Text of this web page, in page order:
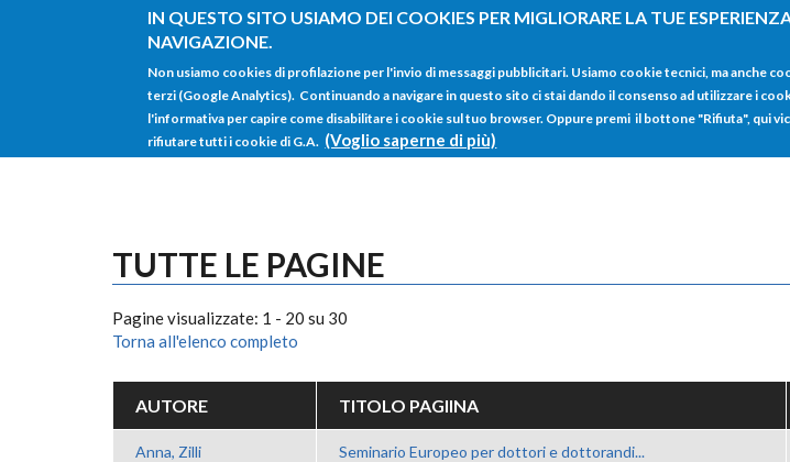
IN QUESTO SITO USIAMO DEI COOKIES PER MIGLIORARE LA TUE
NAVIGAZIONE.
Non usiamo cookies di profilazione per l'invio di messaggi pubblicitari. Usiamo cookie tecnici, ma anche
terzi (Google Analytics). Continuando a navigare in questo sito ci stai dando il consenso ad utilizzare i
l'informativa per capire come disabilitare i cookie sul tuo browser. Oppure premi il bottone "Rifiuta", qui
rifiutare tutti i cookie di G.A. (Voglio saperne di più)
Salta al contenuto principale
TUTTE LE PAGINE
Pagine visualizzate: 1 - 20 su 30
Torna all'elenco completo
AUTORE TITOLO PAGIINA
Anna, Zilli Seminario Europeo per dottori e dottorandi...